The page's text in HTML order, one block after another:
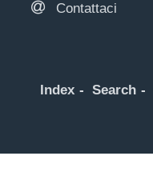
Contattaci
Index Search